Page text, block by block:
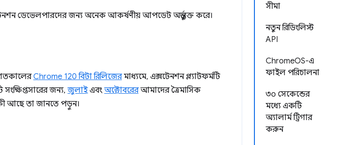
সীমা
নতুন রিডিংলিস্ট
API
ChromeOS-এ
ফাইল পরিচালনা
৩০ সেকেন্ডের
মধ্যে একটি
অ্যালার্ম ট্রিগার
করুন
ডেভেলপারদের জন্য অনেক আকর্ষণীয় আপডেট অন্তর্ভুক্ত করে।
Chrome 120 বিটা রিলিজেরমাধ্যমে, এক্সটেনশন প্ল্যাটফর্মটি
জন্য, জুলাইএবং অক্টোবরেরআমাদের ত্রৈমাসিক
আছে তা জানতে পড়ুন।